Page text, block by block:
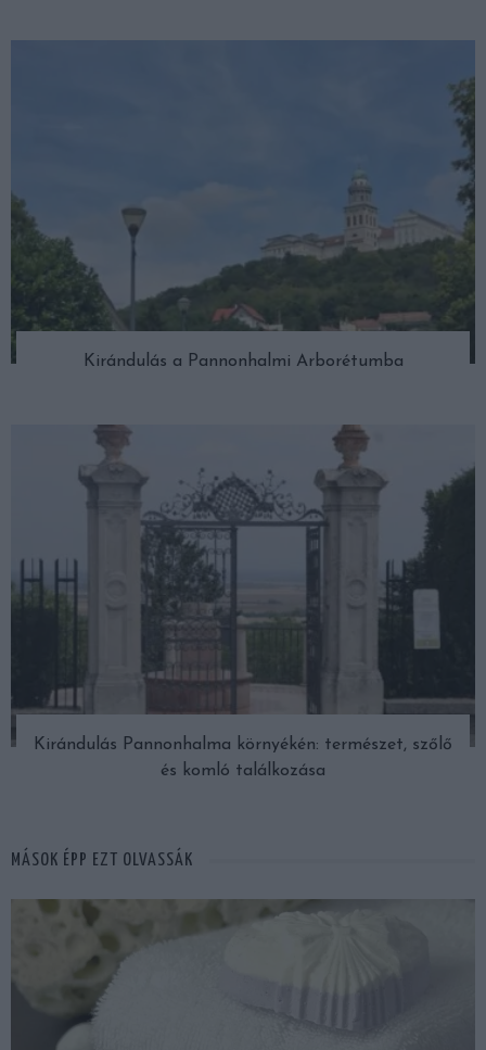
Kirándulás a Pannonhalmi Arborétumba
Kirándulás Pannonhalma környékén: természet, szőlő
és komló találkozása
MÁSOK ÉPP EZT OLVASSÁK